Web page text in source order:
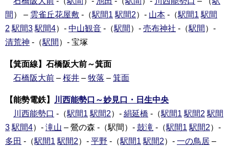
間 ） – 雲雀丘花屋敷 -（駅間1 駅間2）- 山本 -（駅間1 駅間
2 駅間3 駅間4）- 中山観音 -（駅間 ）- 売布神社 -（駅間 ）-
清荒神 -（駅間 ）- 宝塚
【箕面線】石橋阪大前～箕面
石橋阪大前 – 桜井 – 牧落 – 箕面
【能勢電鉄】
川西能勢口～妙見口・日生中央
川西能勢口 -（駅間1 駅間2）- 絹延橋 -（駅間1 駅間2 駅間
3 駅間4）- 滝山 – 鶯の森 -（駅間）- 鼓滝 -（駅間1 駅間2）-
多田 -（駅間1 駅間2）- 平野 -（駅間1 駅間2）- 一の鳥居 –